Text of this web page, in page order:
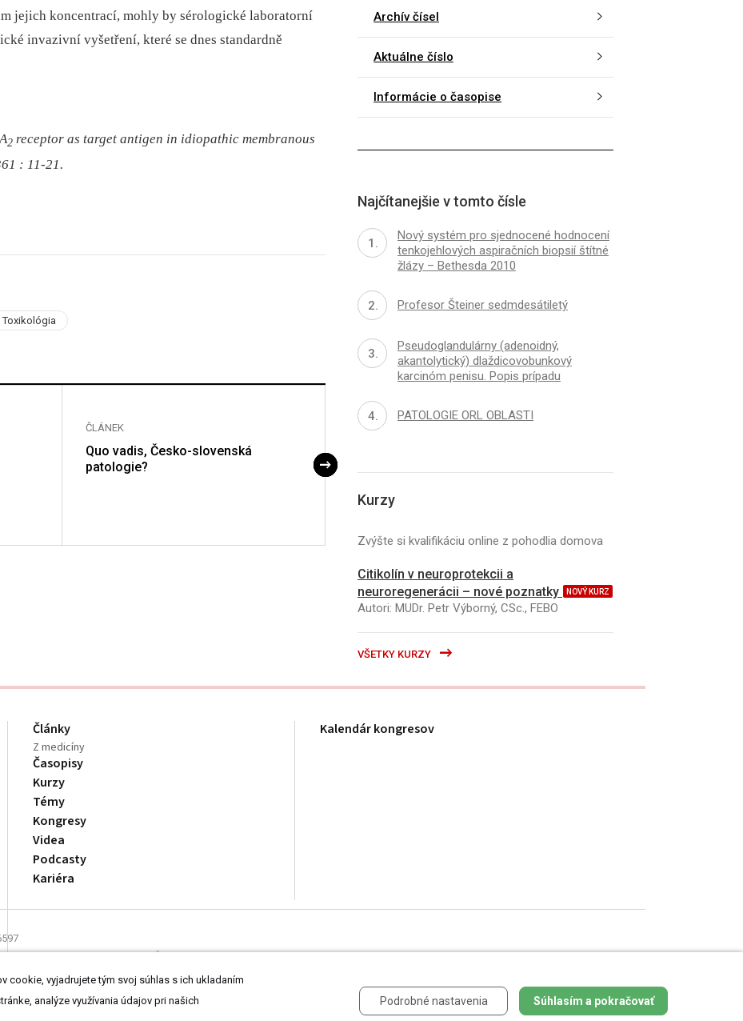
jejich koncentrací, mohly by sérologické laboratorní
invazivní vyšetření, které se dnes standardně
2 receptor as target antigen in idiopathic membranous
: 11-21.
Toxikológia
ČLÁNEK
Quo vadis, Česko-slovenská
patologie?
ČLÁNEK
Archív čísel
Aktuálne číslo
Informácie o časopise
Najčítanejšie v tomto čísle
Nový systém pro sjednocené hodnocení
tenkojehlových aspiračních biopsií štítné
žlázy – Bethesda 2010
Profesor Šteiner sedmdesátiletý
Pseudoglandulárny (adenoidný,
akantolytický) dlaždicovobunkový
karcinóm penisu. Popis prípadu
PATOLOGIE ORL OBLASTI
Kurzy
Zvýšte si kvalifikáciu online z pohodlia domova
Citikolín v neuroprotekcii a
neuroregenerácii – nové poznatky
NOVÝ KURZ
Autori: MUDr. Petr Výborný, CSc., FEBO
VŠETKY KURZY
Články
Z medicíny
Časopisy
Kurzy
Témy
Kongresy
Videa
Podcasty
Kariéra
Kalendár kongresov
odborníkom v zdravotníctve. ČítajteprehlásenieaZásady spracovania osobných údajov.
cookie, vyjadrujete tým svoj súhlas s ich ukladaním
analýze využívania údajov pri našich
Podrobné nastavenia Súhlasím a pokračovať